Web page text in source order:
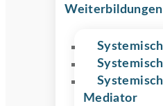
Weiterbildungen
Mediator